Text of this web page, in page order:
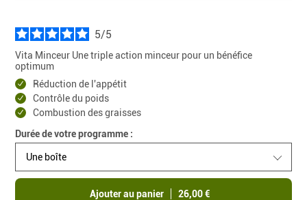
5/
Vita Minceur Une triple action minceur pour un bénéfice
optimum
Réduction de l'appétit
Contrôle du poids
Combustion des graisses
Durée de votre programme :
Une boîte
Ajouter au panier 26,00 €